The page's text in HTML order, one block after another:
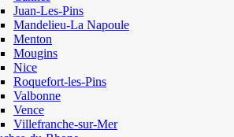
Juan-Les-Pins
Mandelieu-La Napoule
Menton
Mougins
Nice
Roquefort-les-Pins
Valbonne
Vence
Villefranche-sur-Mer